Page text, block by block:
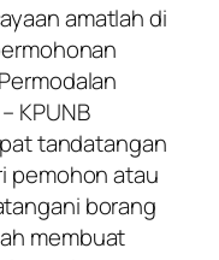
amatlah di
KPUNB
tandatangan
pemohon atau
borang
membuat